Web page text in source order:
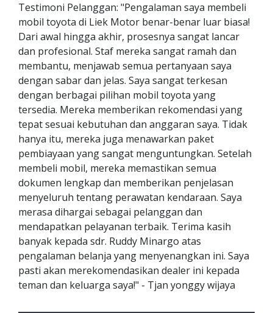
Testimoni Pelanggan: "Pengalaman saya membeli
mobil toyota di Liek Motor benar-benar luar biasa!
Dari awal hingga akhir, prosesnya sangat lancar
dan profesional. Staf mereka sangat ramah dan
membantu, menjawab semua pertanyaan saya
dengan sabar dan jelas. Saya sangat terkesan
dengan berbagai pilihan mobil toyota yang
tersedia. Mereka memberikan rekomendasi yang
tepat sesuai kebutuhan dan anggaran saya. Tidak
hanya itu, mereka juga menawarkan paket
pembiayaan yang sangat menguntungkan. Setelah
membeli mobil, mereka memastikan semua
dokumen lengkap dan memberikan penjelasan
menyeluruh tentang perawatan kendaraan. Saya
merasa dihargai sebagai pelanggan dan
mendapatkan pelayanan terbaik. Terima kasih
banyak kepada sdr. Ruddy Minargo atas
pengalaman belanja yang menyenangkan ini. Saya
pasti akan merekomendasikan dealer ini kepada
teman dan keluarga saya!" - Tjan yonggy wijaya